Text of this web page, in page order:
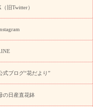
ンペーン
フラワーギフト特集
誕生
リ トルコキキョウ
(リンドウ)
誕生日セット
日なんです」キャンペーン
配達特急便
お祝い商品
・引っ越し祝い
退院祝い・快気祝い
還暦
のお祝いフラワー
（旧Twitter）
式ブログ“花だより”
の日産直花鉢